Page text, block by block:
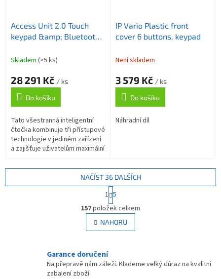
Access Unit 2.0 Touch
keypad &amp; Bluetooth
13.56MHz, NFC
Skladem (>5 ks)
28 291 Kč / ks
Do košíku
Tato všestranná inteligentní
čtečka kombinuje tři přístupové
technologie v jediném zařízení
a zajišťuje uživatelům maximální
oblíbenější mobilní...
IP Vario Plastic front
cover 6 buttons, keypad
Není skladem
3 579 Kč / ks
Do košíku
Náhradní díl
O
v
l
á
c
í
NAČÍST 36 DALŠÍCH
S
t
r
á
n
k
n
1 5
157položek celkem
NAHORU
Garance doručení
Na přepravě nám záleží. Klademe velký důraz na kvalitní
zabalení zboží